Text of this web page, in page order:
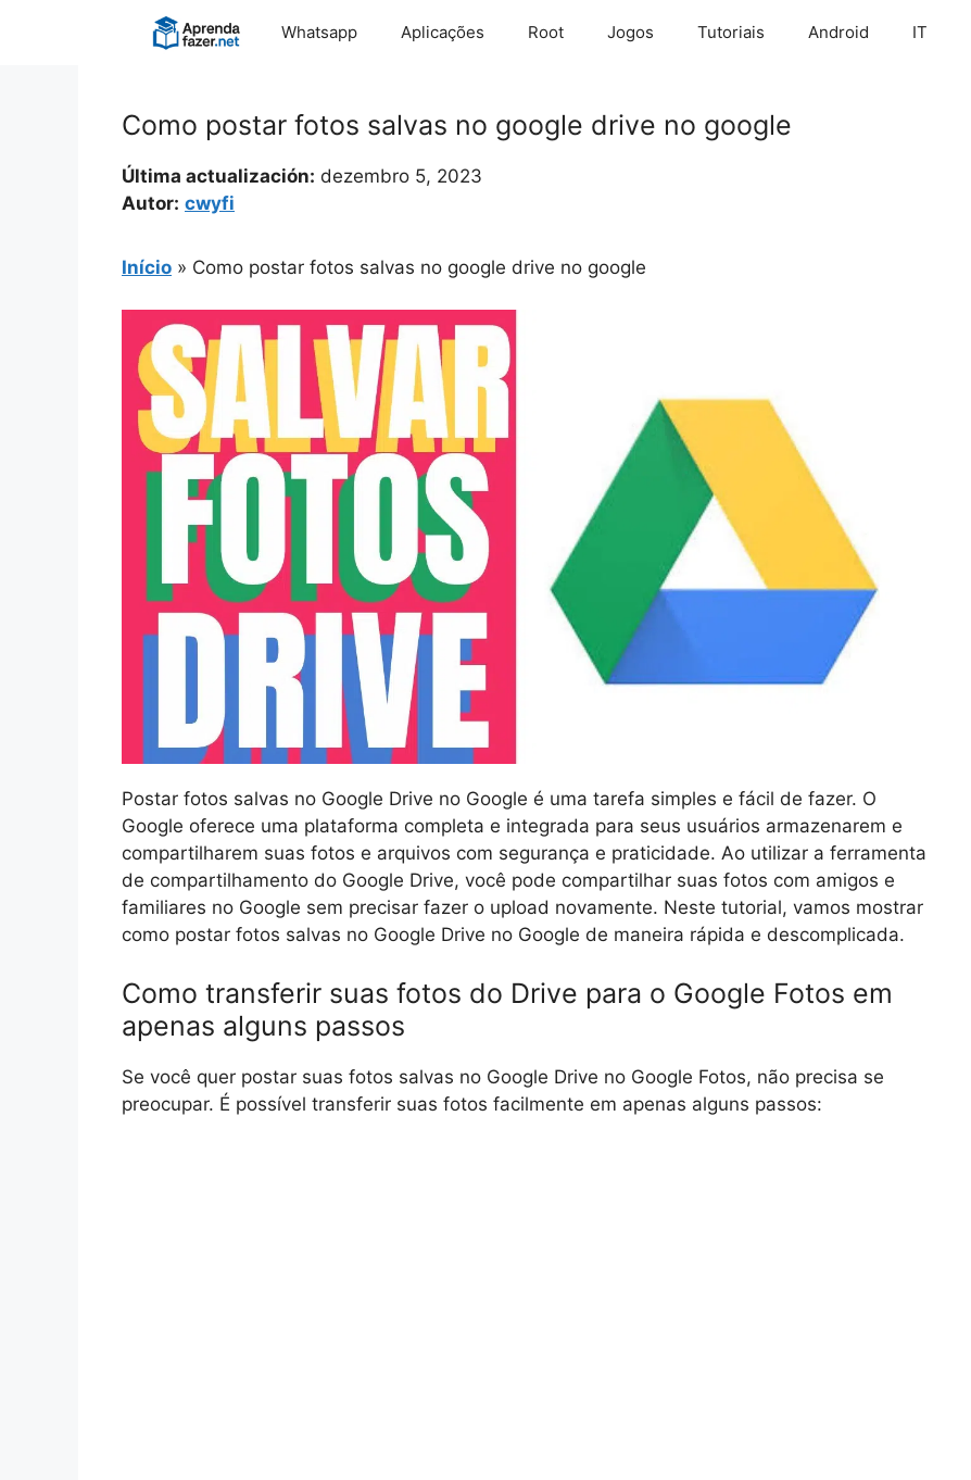
Whatsapp Aplicações Root Jogos Tutoriais Android IT
Como postar fotos salvas no google drive no google
Última actualización: dezembro 5, 2023
Autor: cwyfi
Início » Como postar fotos salvas no google drive no google
Postar fotos salvas no Google Drive no Google é uma tarefa simples e fácil de fazer. O
Google oferece uma plataforma completa e integrada para seus usuários armazenarem e
compartilharem suas fotos e arquivos com segurança e praticidade. Ao utilizar a ferramenta
de compartilhamento do Google Drive, você pode compartilhar suas fotos com amigos e
familiares no Google sem precisar fazer o upload novamente. Neste tutorial, vamos mostrar
como postar fotos salvas no Google Drive no Google de maneira rápida e descomplicada.
Como transferir suas fotos do Drive para o Google Fotos em
apenas alguns passos
Se você quer postar suas fotos salvas no Google Drive no Google Fotos, não precisa se
preocupar. É possível transferir suas fotos facilmente em apenas alguns passos: